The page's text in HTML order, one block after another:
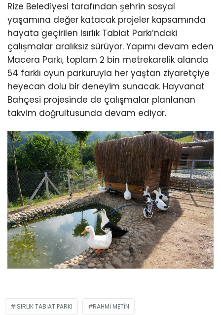
Rize Belediyesi tarafından şehrin sosyal
yaşamına değer katacak projeler kapsamında
hayata geçirilen Isırlık Tabiat Parkı’ndaki
çalışmalar aralıksız sürüyor. Yapımı devam eden
Macera Parkı, toplam 2 bin metrekarelik alanda
54 farklı oyun parkuruyla her yaştan ziyaretçiye
heyecan dolu bir deneyim sunacak. Hayvanat
Bahçesi projesinde de çalışmalar planlanan
takvim doğrultusunda devam ediyor.
ISIRLIK TABIAT PARKI RAHMI METIN